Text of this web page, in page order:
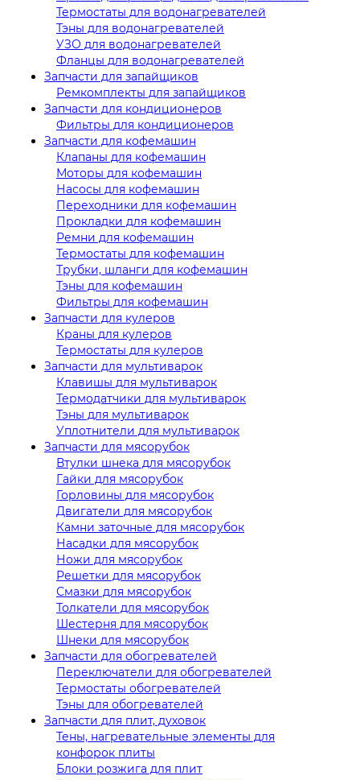
Термостаты для водонагревателей
Тэны для водонагревателей
УЗО для водонагревателей
Фланцы для водонагревателей
Запчасти для запайщиков
Ремкомплекты для запайщиков
Запчасти для кондиционеров
Фильтры для кондиционеров
Запчасти для кофемашин
Клапаны для кофемашин
Моторы для кофемашин
Насосы для кофемашин
Переходники для кофемашин
Прокладки для кофемашин
Ремни для кофемашин
Термостаты для кофемашин
Трубки, шланги для кофемашин
Тэны для кофемашин
Фильтры для кофемашин
Запчасти для кулеров
Краны для кулеров
Термостаты для кулеров
Запчасти для мультиварок
Клавишы для мультиварок
Термодатчики для мультиварок
Тэны для мультиварок
Уплотнители для мультиварок
Запчасти для мясорубок
Втулки шнека для мясорубок
Гайки для мясорубок
Горловины для мясорубок
Двигатели для мясорубок
Камни заточные для мясорубок
Насадки для мясорубок
Ножи для мясорубок
Решетки для мясорубок
Смазки для мясорубок
Толкатели для мясорубок
Шестерня для мясорубок
Шнеки для мясорубок
Запчасти для обогревателей
Переключатели для обогревателей
Термостаты обогревателей
Тэны для обогревателей
Запчасти для плит, духовок
Тены, нагревательные элементы для
конфорок плиты
Блоки розжига для плит